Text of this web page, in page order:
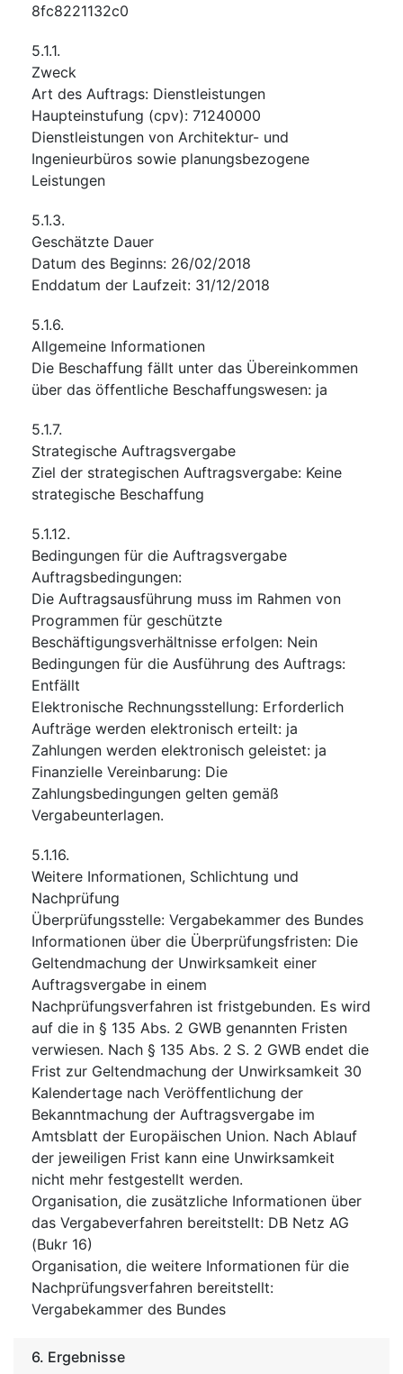
8fc8221132c0
5.1.1.
Zweck
Art des Auftrags: Dienstleistungen
Haupteinstufung (cpv): 71240000
Dienstleistungen von Architektur- und
Ingenieurbüros sowie planungsbezogene
Leistungen
5.1.3.
Geschätzte Dauer
Datum des Beginns: 26/02/2018
Enddatum der Laufzeit: 31/12/2018
5.1.6.
Allgemeine Informationen
Die Beschaffung fällt unter das Übereinkommen
über das öffentliche Beschaffungswesen: ja
5.1.7.
Strategische Auftragsvergabe
Ziel der strategischen Auftragsvergabe: Keine
strategische Beschaffung
5.1.12.
Bedingungen für die Auftragsvergabe
Auftragsbedingungen:
Die Auftragsausführung muss im Rahmen von
Programmen für geschützte
Beschäftigungsverhältnisse erfolgen: Nein
Bedingungen für die Ausführung des Auftrags:
Entfällt
Elektronische Rechnungsstellung: Erforderlich
Aufträge werden elektronisch erteilt: ja
Zahlungen werden elektronisch geleistet: ja
Finanzielle Vereinbarung: Die
Zahlungsbedingungen gelten gemäß
Vergabeunterlagen.
5.1.16.
Weitere Informationen, Schlichtung und
Nachprüfung
Überprüfungsstelle: Vergabekammer des Bundes
Informationen über die Überprüfungsfristen: Die
Geltendmachung der Unwirksamkeit einer
Auftragsvergabe in einem
Nachprüfungsverfahren ist fristgebunden. Es wird
auf die in § 135 Abs. 2 GWB genannten Fristen
verwiesen. Nach § 135 Abs. 2 S. 2 GWB endet die
Frist zur Geltendmachung der Unwirksamkeit 30
Kalendertage nach Veröffentlichung der
Bekanntmachung der Auftragsvergabe im
Amtsblatt der Europäischen Union. Nach Ablauf
der jeweiligen Frist kann eine Unwirksamkeit
nicht mehr festgestellt werden.
Organisation, die zusätzliche Informationen über
das Vergabeverfahren bereitstellt: DB Netz AG
(Bukr 16)
Organisation, die weitere Informationen für die
Nachprüfungsverfahren bereitstellt:
Vergabekammer des Bundes
6. Ergebnisse